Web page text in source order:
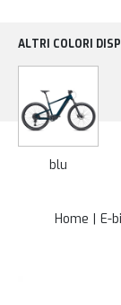
ALTRI COLORI
blu
Home E-